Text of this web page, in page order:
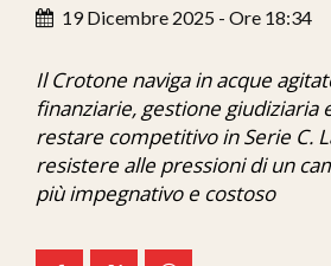
Sanità
Economia
Ita-Mondo
C7 Play
We Calabria
19 Dicembre 2025 - Ore 18:34
Il Crotone naviga in acque
finanziarie, gestione giudiziaria
restare competitivo in Serie C.
resistere alle pressioni di un
più impegnativo e costoso